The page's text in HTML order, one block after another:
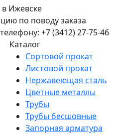
Ижевске
по поводу заказа
+7 (3412) 27-75-46
Каталог
Сортовой прокат
Листовой прокат
Нержавеющая сталь
Цветные металлы
Трубы
Трубы бесшовные
Запорная арматура